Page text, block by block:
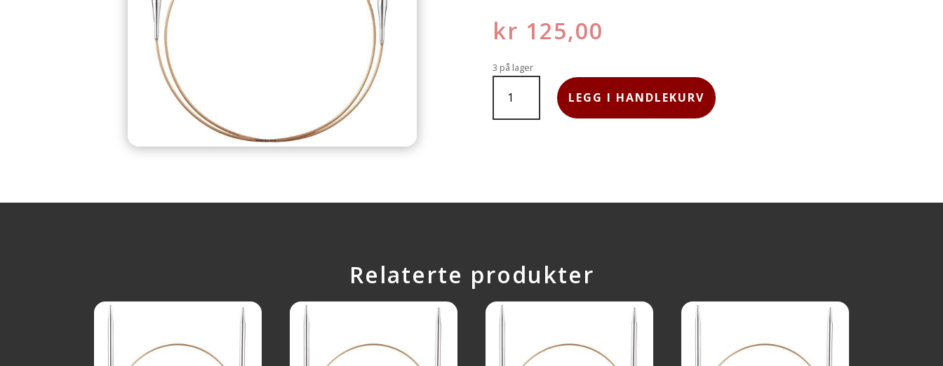
kr 125,00
3 på lager
ADDI
RUNDPINNE
50CM
LEGG I HANDLEKURV
Relaterte produkter